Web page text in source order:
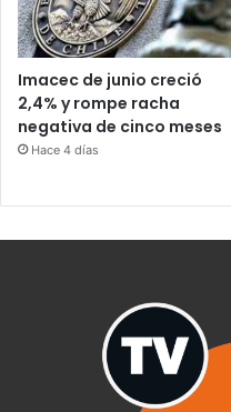
Imacec de junio creció
2,4% y rompe racha
negativa de cinco meses
Hace 4 días